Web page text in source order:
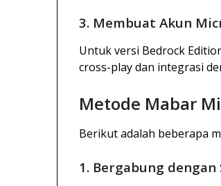
3. Membuat Akun
Untuk versi Bedrock
cross-play dan integrasi
Metode Mabar
Berikut adalah beberapa
1. Bergabung